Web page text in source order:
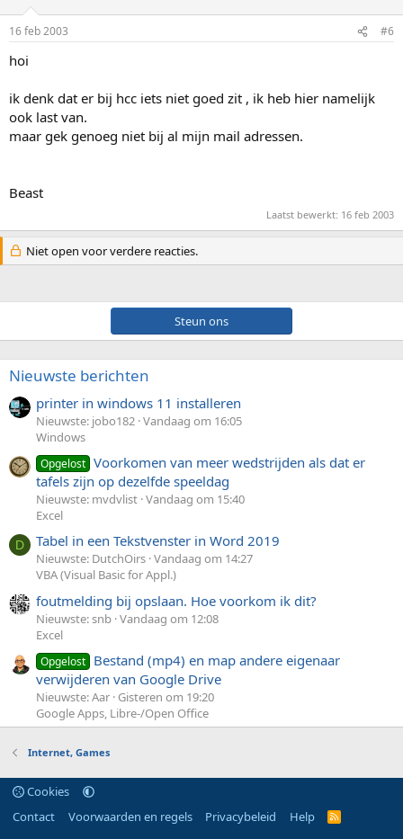
16 feb 2003 #6
hoi
ik denk dat er bij hcc iets niet goed zit , ik heb hier namelijk
ook last van.
maar gek genoeg niet bij al mijn mail adressen.
Beast
Laatst bewerkt: 16 feb 2003
Niet open voor verdere reacties.
Steun ons
Nieuwste berichten
printer in windows 11 installeren
Nieuwste: jobo182 Vandaag om 16:05
Windows
Opgelost Voorkomen van meer wedstrijden als dat er
tafels zijn op dezelfde speeldag
Nieuwste: mvdvlist Vandaag om 15:40
Excel
D Tabel in een Tekstvenster in Word 2019
Nieuwste: DutchOirs Vandaag om 14:27
VBA (Visual Basic for Appl.)
foutmelding bij opslaan. Hoe voorkom ik dit?
Nieuwste: snb Vandaag om 12:08
Excel
Opgelost Bestand (mp4) en map andere eigenaar
verwijderen van Google Drive
Nieuwste: Aar Gisteren om 19:20
Google Apps, Libre-/Open Office
Internet, Games
Cookies
Contact
Voorwaarden en regels Privacybeleid Help
R